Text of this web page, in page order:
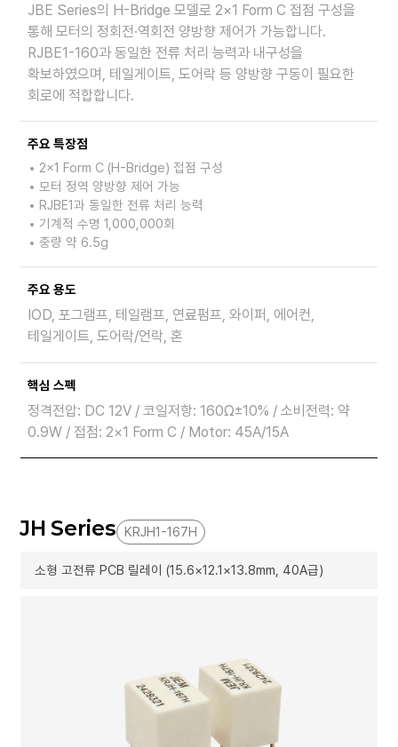
JBE Series의 H-Bridge 모델로 2×1 Form C 접점 구성을
통해 모터의 정회전·역회전 양방향 제어가 가능합니다.
RJBE1-160과 동일한 전류 처리 능력과 내구성을
확보하였으며, 테일게이트, 도어락 등 양방향 구동이 필요한
회로에 적합합니다.
주요 특장점
2×1 Form C (H-Bridge) 접점 구성
모터 정역 양방향 제어 가능
RJBE1과 동일한 전류 처리 능력
기계적 수명 1,000,000회
중량 약 6.5g
주요 용도
IOD, 포그램프, 테일램프, 연료펌프, 와이퍼, 에어컨,
테일게이트, 도어락/언락, 혼
핵심 스펙
정격전압: DC 12V / 코일저항: 160Ω±10% / 소비전력: 약
0.9W / 접점: 2×1 Form C / Motor: 45A/15A
JH Series KRJH1-167H
소형 고전류 PCB 릴레이 (15.6×12.1×13.8mm, 40A급)